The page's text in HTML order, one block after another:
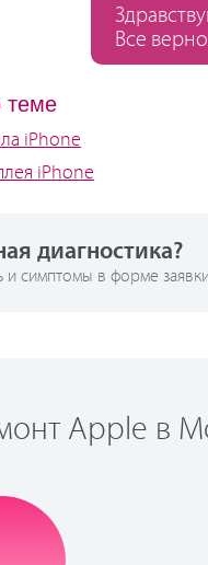
Все
теме
iPhone
iPhone
диагностика?
симптомы в форме
Apple в